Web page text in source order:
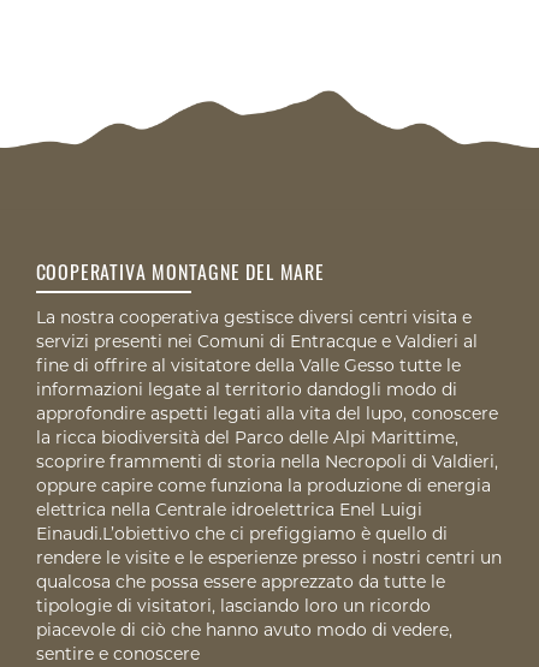
COOPERATIVA MONTAGNE DEL MARE
La nostra cooperativa gestisce diversi centri visita e
servizi presenti nei Comuni di Entracque e Valdieri al
fine di offrire al visitatore della Valle Gesso tutte le
informazioni legate al territorio dandogli modo di
approfondire aspetti legati alla vita del lupo, conoscere
la ricca biodiversità del Parco delle Alpi Marittime,
scoprire frammenti di storia nella Necropoli di Valdieri,
oppure capire come funziona la produzione di energia
elettrica nella Centrale idroelettrica Enel Luigi
Einaudi.L’obiettivo che ci prefiggiamo è quello di
rendere le visite e le esperienze presso i nostri centri un
qualcosa che possa essere apprezzato da tutte le
tipologie di visitatori, lasciando loro un ricordo
piacevole di ciò che hanno avuto modo di vedere,
sentire e conoscere